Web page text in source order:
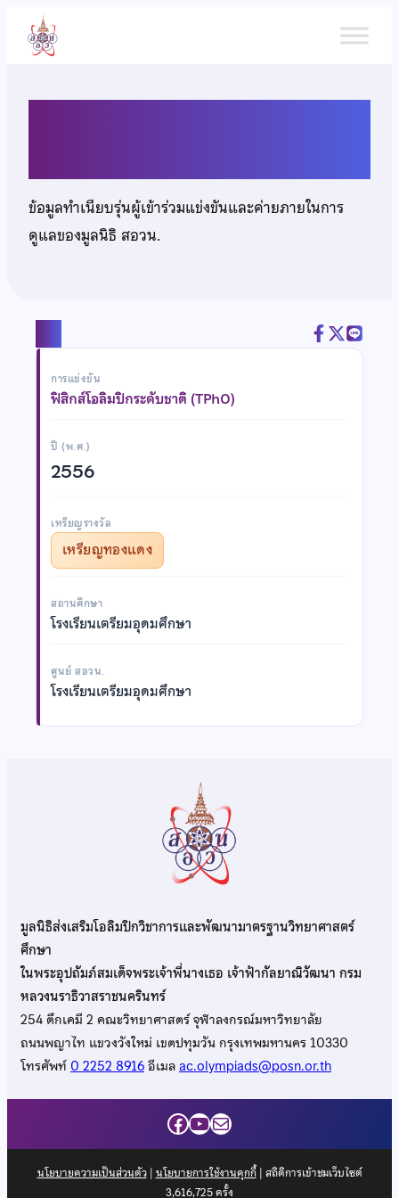
เนื้อหา
ข้อมูลทำเนียบรุ่นผู้เข้าร่วมแข่งขันและค่ายภายในการ
ดูแลของมูลนิธิ สอวน.
การแข่งขัน
ฟิสิกส์โอลิมปิกระดับชาติ (TPhO)
ปี (พ.ศ.)
2556
เหรียญรางวัล
เหรียญทองแดง
สถานศึกษา
โรงเรียนเตรียมอุดมศึกษา
ศูนย์ สอวน.
โรงเรียนเตรียมอุดมศึกษา
มูลนิธิส่งเสริมโอลิมปิกวิชาการและพัฒนามาตรฐานวิทยาศาสตร์
ศึกษา
ในพระอุปถัมภ์สมเด็จพระเจ้าพี่นางเธอ เจ้าฟ้ากัลยาณิวัฒนา กรม
หลวงนราธิวาสราชนครินทร์
254 ตึกเคมี 2 คณะวิทยาศาสตร์ จุฬาลงกรณ์มหาวิทยาลัย
ถนนพญาไท แขวงวังใหม่ เขตปทุมวัน กรุงเทพมหานคร 10330
โทรศัพท์0 2252 8916อีเมลac.olympiads@posn.or.th
Facebook
YouTube
Mail
นโยบายความเป็นส่วนตัว| นโยบายการใช้งานคุกกี้| สถิติการเข้าชมเว็บไซต์
3,616,725ครั้ง